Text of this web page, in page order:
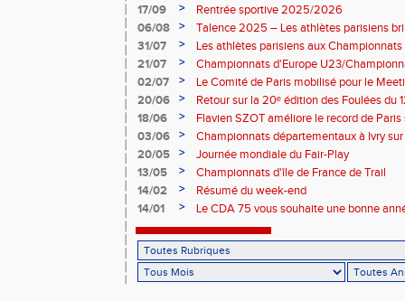
17/09
>
Rentrée sportive 2025/2026
06/08
>
Talence 2025 – Les athlètes parisiens
de France Élite
31/07 >
Les athlètes parisiens aux
21/07
>
Championnats d'Europe U23/
02/07
>
Le Comité de Paris mobilisé pour le
20/06
>
Retour sur la 20ᵉ édition des Foulées du
18/06
>
Flavien SZOT améliore le record de Paris
03/06
>
Championnats départementaux à Ivry
20/05
>
Journée mondiale du Fair-Play
13/05
>
Championnats d'île de France de Trail
14/02
>
Résumé du week-end
14/01
> Le CDA 75 vous souhaite une bonne